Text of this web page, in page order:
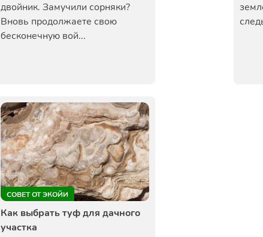
двойник. Замучили сорняки?
Вновь продолжаете свою
бесконечную вой...
СОВЕТ ОТ ЭКОЙИ
Как выбрать туф для дачного
участка